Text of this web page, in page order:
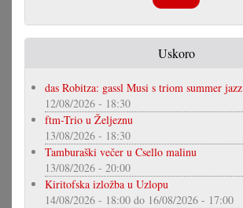
Uskoro
das Robitza: gassl Musi s triom summer jazz
12/08/2026 - 18:30
ftm-Trio u Željeznu
13/08/2026 - 18:30
Tamburaški večer u Csello malinu
13/08/2026 - 20:00
Kiritofska izložba u Uzlopu
14/08/2026 - 18:00 do 16/08/2026 - 17:00